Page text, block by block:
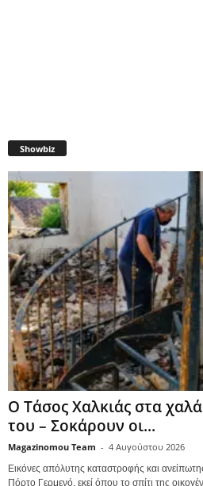
Showbiz
Ο Τάσος Χαλκιάς στα
του – Σοκάρουν οι...
Magazinomou Team - 4 Αυγούστου 2026
Εικόνες απόλυτης καταστροφής και
Πόρτο Γερμενό, εκεί όπου το σπίτι της